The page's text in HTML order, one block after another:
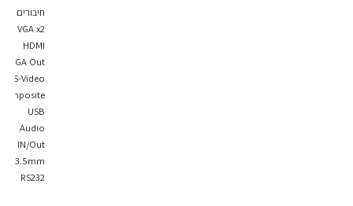
חיבורים :
VGA x2
HDMI
VGA Out
S-Video
USB
Audio
IN/Out
3.5mm
RS232